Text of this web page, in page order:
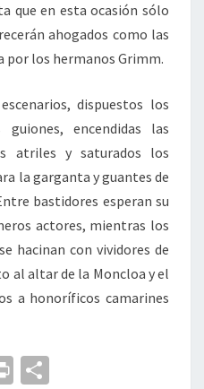
que en esta ocasión sólo
ahogados como las
por los hermanos Grimm.
dispuestos los
encendidas las
atriles y saturados los
la garganta y guantes de
bastidores esperan su
actores, mientras los
hacinan con vividores de
al altar de la Moncloa y el
a honoríficos camarines
Pr